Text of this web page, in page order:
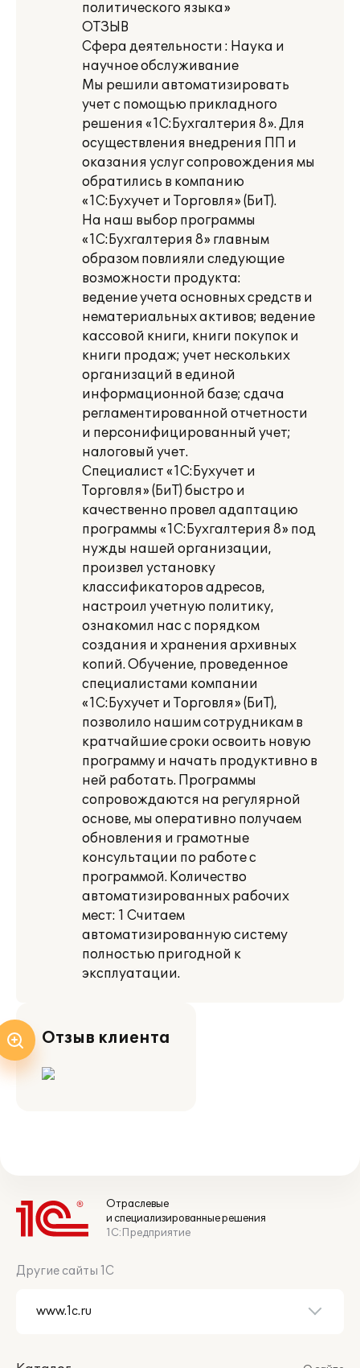
политического языка»
ОТЗЫВ
Сфера деятельности : Наука и
научное обслуживание
Мы решили автоматизировать
учет с помощью прикладного
решения «1С:Бухгалтерия 8». Для
осуществления внедрения ПП и
оказания услуг сопровождения мы
обратились в компанию
«1С:Бухучет и Торговля» (БиТ).
На наш выбор программы
«1С:Бухгалтерия 8» главным
образом повлияли следующие
возможности продукта:
ведение учета основных средств и
нематериальных активов; ведение
кассовой книги, книги покупок и
книги продаж; учет нескольких
организаций в единой
информационной базе; сдача
регламентированной отчетности
и персонифицированный учет;
налоговый учет.
Специалист «1С:Бухучет и
Торговля» (БиТ) быстро и
качественно провел адаптацию
программы «1С:Бухгалтерия 8» под
нужды нашей организации,
произвел установку
классификаторов адресов,
настроил учетную политику,
ознакомил нас с порядком
создания и хранения архивных
копий. Обучение, проведенное
специалистами компании
«1С:Бухучет и Торговля» (БиТ),
позволило нашим сотрудникам в
кратчайшие сроки освоить новую
программу и начать продуктивно в
ней работать. Программы
сопровождаются на регулярной
основе, мы оперативно получаем
обновления и грамотные
консультации по работе с
программой. Количество
автоматизированных рабочих
мест: 1 Считаем
автоматизированную систему
полностью пригодной к
эксплуатации.
Отзыв клиента
Отраслевые
и специализированные решения
1С:Предприятие
Другие сайты 1С